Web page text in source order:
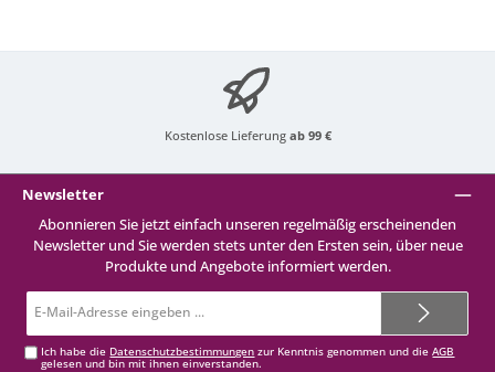
Kostenlose Lieferung ab 99 €
Newsletter
Abonnieren Sie jetzt einfach unseren regelmäßig erscheinenden
Newsletter und Sie werden stets unter den Ersten sein, über neue
Produkte und Angebote informiert werden.
Mail-
Ich habe die Datenschutzbestimmungen zur Kenntnis genommen und dieAGB
gelesen und bin mit ihnen einverstanden.